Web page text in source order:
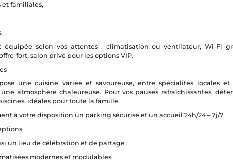
familiales,
équipée selon vos attentes : climatisation ou ventilateur, Wi-Fi
fort, salon privé pour les options VIP.
une cuisine variée et savoureuse, entre spécialités locales et
atmosphère chaleureuse. Pour vos pauses rafraîchissantes,
idéales pour toute la famille.
à votre disposition un parking sécurisé et un accueil 24h/24 – 7j/7.
un lieu de célébration et de partage :
modernes et modulables,